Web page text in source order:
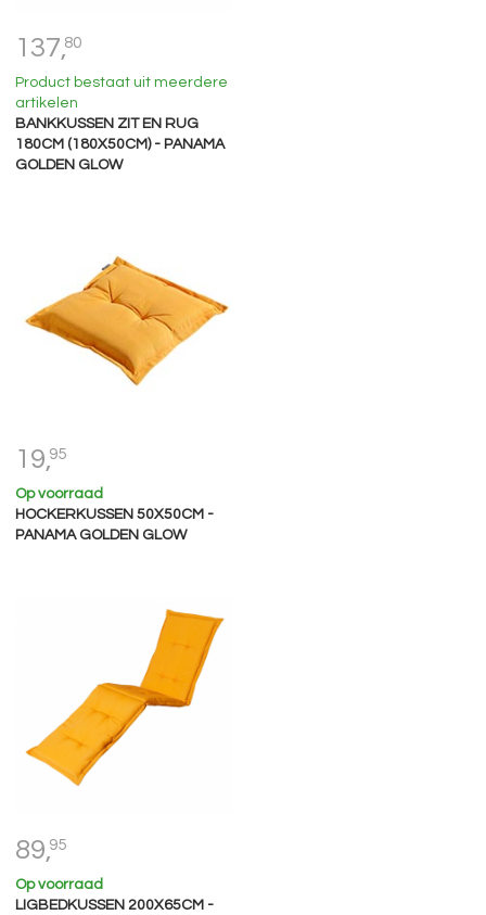
137,80
Product bestaat uit meerdere
artikelen
BANKKUSSEN ZIT EN RUG
180CM (180X50CM) - PANAMA
GOLDEN GLOW
19,95
Op voorraad
HOCKERKUSSEN 50X50CM -
PANAMA GOLDEN GLOW
89,95
Op voorraad
LIGBEDKUSSEN 200X65CM -